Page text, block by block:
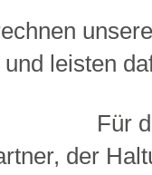
und leisten
Für
der